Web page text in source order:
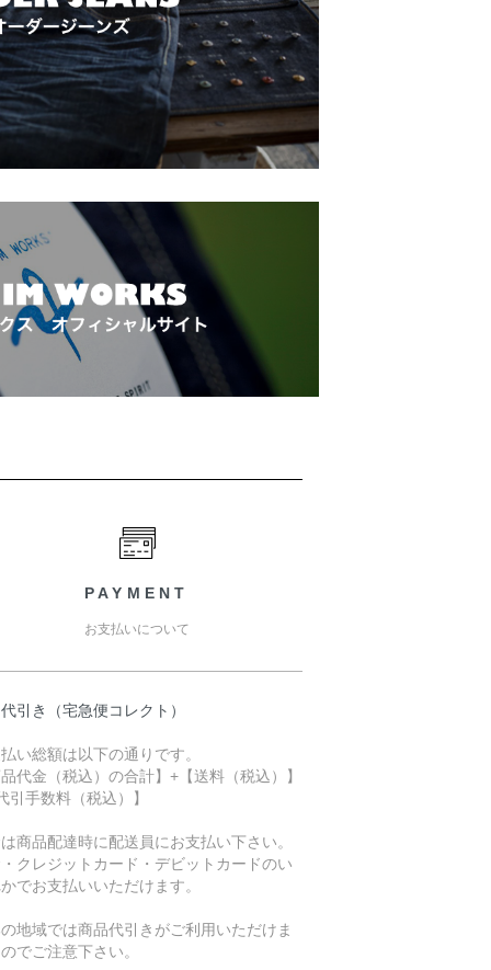
PAYMENT
お支払いについて
引き（宅急便コレクト）
い総額は以下の通りです。
代金（税込）の合計】+【送料（税込）】
引手数料（税込）】
商品配達時に配送員にお支払い下さい。
クレジットカード・デビットカードのい
でお支払いいただけます。
地域では商品代引きがご利用いただけま
でご注意下さい。